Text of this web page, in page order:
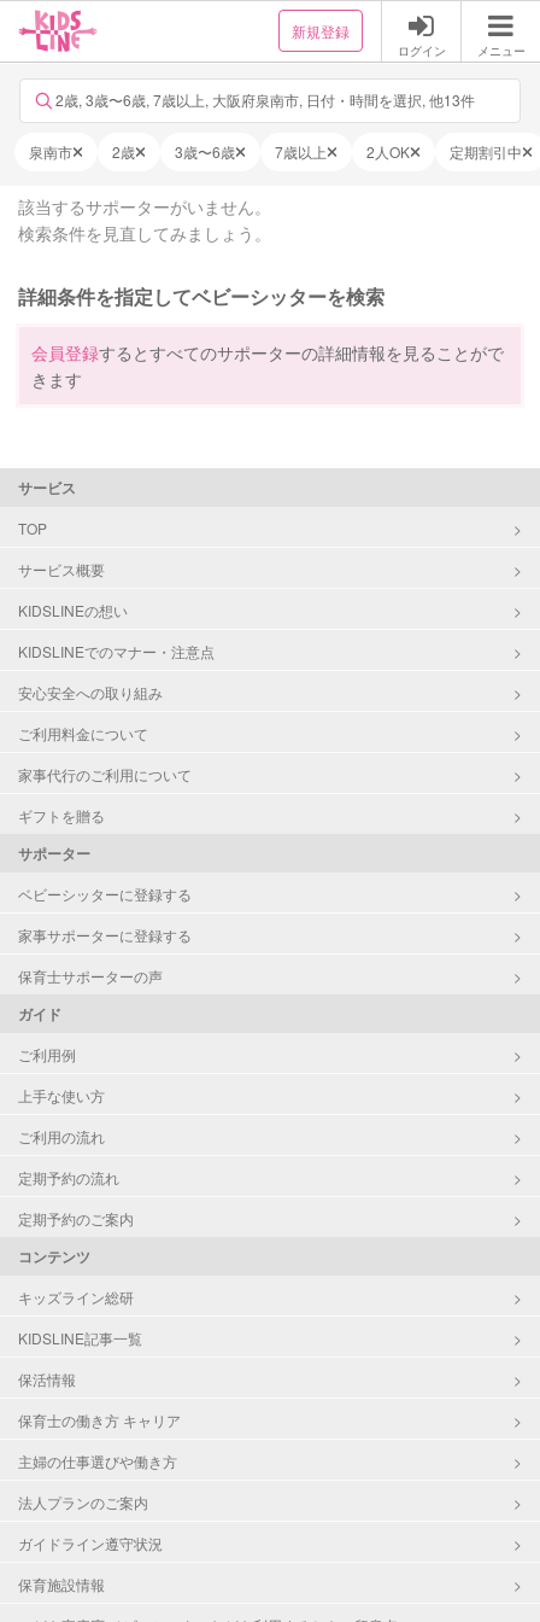
新規登録
ログイン メニュー
2歳, 3歳〜6歳, 7歳以上, 大阪府泉南市, 日付・時間を選択, 他13件
泉南市 2歳 3歳〜6歳 7歳以上 2人OK 定期割引中
該当するサポーターがいません。
検索条件を見直してみましょう。
詳細条件を指定してベビーシッターを検索
会員登録するとすべてのサポーターの詳細情報を見ることがで
きます
サービス
TOP
サービス概要
KIDSLINEの想い
KIDSLINEでのマナー・注意点
安心安全への取り組み
ご利用料金について
家事代行のご利用について
ギフトを贈る
サポーター
ベビーシッターに登録する
家事サポーターに登録する
保育士サポーターの声
ガイド
ご利用例
上手な使い方
ご利用の流れ
定期予約の流れ
定期予約のご案内
コンテンツ
キッズライン総研
KIDSLINE記事一覧
保活情報
保育士の働き方 キャリア
主婦の仕事選びや働き方
法人プランのご案内
ガイドライン遵守状況
保育施設情報